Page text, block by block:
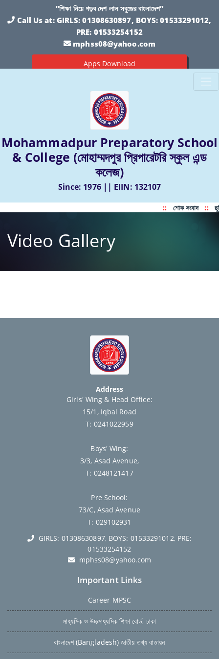
“শিক্ষা নিয়ে গড়ব দেশ লাল সবুজের বাংলাদেশ”
Call Us at: GIRLS: 01308630897, BOYS: 01533291012,
PRE: 01533254152
mphss08@yahoo.com
Apps Download
Mohammadpur Preparatory School
& College (মোহাম্মদপুর প্রিপারেটরি স্কুল এন্ড
কলেজ)
Since: 1976 || EIIN: 132107
:: শোক সংবাদ ::
Video Gallery
Address
Girls' Wing & Head Office:
15/1, Iqbal Road
T: 0241022959
Boys' Wing:
3/3, Asad Avenue,
T: 0248121417
Pre School:
73/C, Asad Avenue
T: 029102931
GIRLS: 01308630897, BOYS: 01533291012, PRE:
01533254152
mphss08@yahoo.com
Important Links
Career MPSC
মাধ্যমিক ও উচ্চমাধ্যমিক শিক্ষা বোর্ড, ঢাকা
বাংলাদেশ (Bangladesh) জাতীয় তথ্য বাতায়ন